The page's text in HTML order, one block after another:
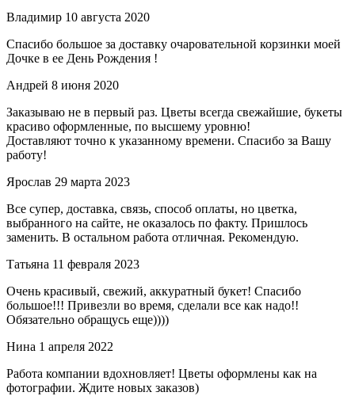
Владимир 10 августа 2020
Спасибо большое за доставку очаровательной корзинки моей
Дочке в ее День Рождения !
Андрей 8 июня 2020
Заказываю не в первый раз. Цветы всегда свежайшие, букеты
красиво оформленные, по высшему уровню!
Доставляют точно к указанному времени. Спасибо за Вашу
работу!
Ярослав 29 марта 2023
Все супер, доставка, связь, способ оплаты, но цветка,
выбранного на сайте, не оказалось по факту. Пришлось
заменить. В остальном работа отличная. Рекомендую.
Татьяна 11 февраля 2023
Очень красивый, свежий, аккуратный букет! Спасибо
большое!!! Привезли во время, сделали все как надо!!
Обязательно обращусь еще))))
Нина 1 апреля 2022
Работа компании вдохновляет! Цветы оформлены как на
фотографии. Ждите новых заказов)